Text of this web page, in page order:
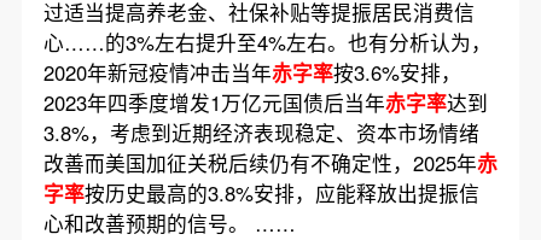
过适当提高养老金、社保补贴等提振居民消费信
心……的3%左右提升至4%左右。也有分析认为，
2020年新冠疫情冲击当年赤字率按3.6%安排，
2023年四季度增发1万亿元国债后当年赤字率达到
3.8%，考虑到近期经济表现稳定、资本市场情绪
改善而美国加征关税后续仍有不确定性，2025年赤
字率按历史最高的3.8%安排，应能释放出提振信
心和改善预期的信号。 ……